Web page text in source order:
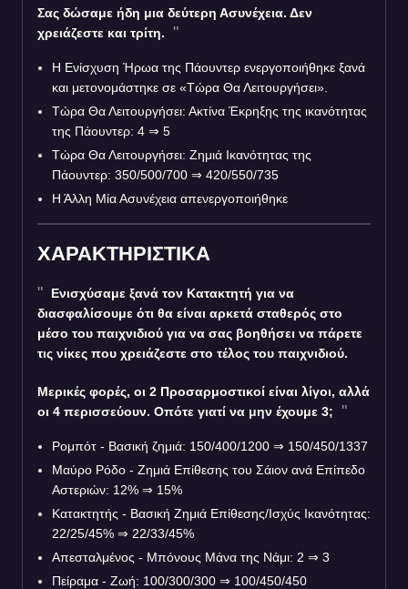
Σας δώσαμε ήδη μια δεύτερη Ασυνέχεια. Δεν
χρειάζεστε και τρίτη.
Η Ενίσχυση Ήρωα της Πάουντερ ενεργοποιήθηκε ξανά
και μετονομάστηκε σε «Τώρα Θα Λειτουργήσει».
Τώρα Θα Λειτουργήσει: Ακτίνα Έκρηξης της ικανότητας
της Πάουντερ: 4 ⇒ 5
Τώρα Θα Λειτουργήσει: Ζημιά Ικανότητας της
Πάουντερ: 350/500/700 ⇒ 420/550/735
Η Άλλη Μία Ασυνέχεια απενεργοποιήθηκε
ΧΑΡΑΚΤΗΡΙΣΤΙΚΑ
Ενισχύσαμε ξανά τον Κατακτητή για να
διασφαλίσουμε ότι θα είναι αρκετά σταθερός στο
μέσο του παιχνιδιού για να σας βοηθήσει να πάρετε
τις νίκες που χρειάζεστε στο τέλος του παιχνιδιού.
Μερικές φορές, οι 2 Προσαρμοστικοί είναι λίγοι, αλλά
οι 4 περισσεύουν. Οπότε γιατί να μην έχουμε 3;
Ρομπότ - Βασική ζημιά: 150/400/1200 ⇒ 150/450/1337
Μαύρο Ρόδο - Ζημιά Επίθεσης του Σάιον ανά Επίπεδο
Αστεριών: 12% ⇒ 15%
Κατακτητής - Βασική Ζημιά Επίθεσης/Ισχύς Ικανότητας:
22/25/45% ⇒ 22/33/45%
Απεσταλμένος - Μπόνους Μάνα της Νάμι: 2 ⇒ 3
Πείραμα - Ζωή: 100/300/300 ⇒ 100/450/450